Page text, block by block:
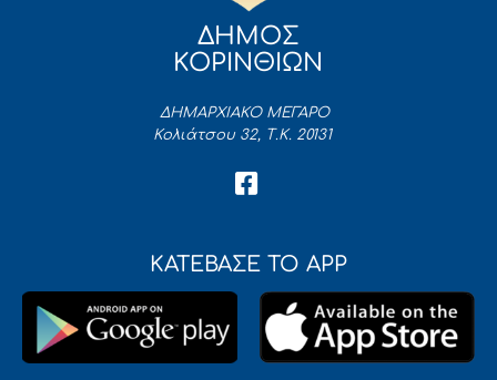
ΔΗΜΟΣ
ΚΟΡΙΝΘΙΩΝ
ΔΗΜΑΡΧΙΑΚΟ ΜΕΓΑΡΟ
Κολιάτσου 32, Τ.Κ. 20131
ΚΑΤΕΒΑΣΕ ΤΟ APP